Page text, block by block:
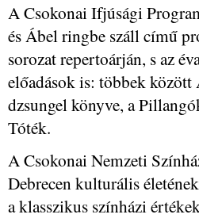
A Csokonai Ifjúsági
és Ábel ringbe száll című
sorozat repertoárján, s az
előadások is: többek között
dzsungel könyve, a
Tóték.
A Csokonai Nemzeti
Debrecen kulturális
a klasszikus színházi